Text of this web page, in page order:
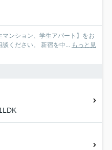
ンション、学生アパート】をお
ください。 新宿を中... もっと見